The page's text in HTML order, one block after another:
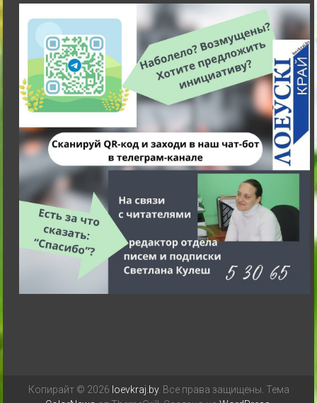
Копирайт © 2026 loevkraj.by. Все права защищены. Тема